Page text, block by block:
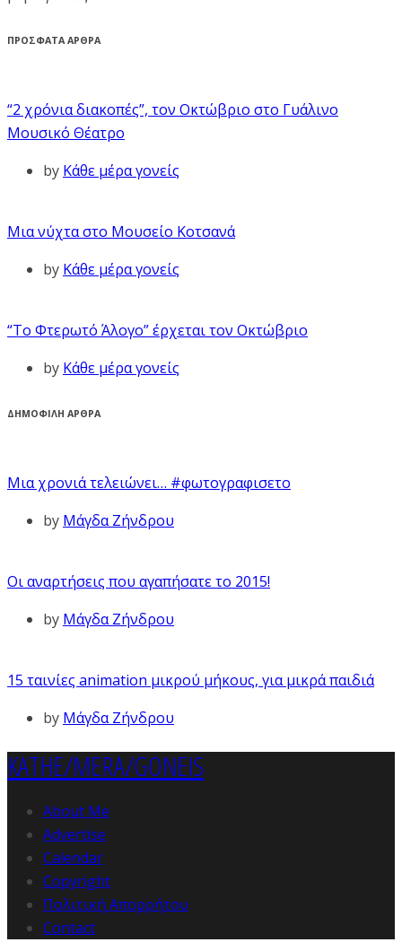
ΠΡΟΣΦΑΤΑ ΑΡΘΡΑ
“2 χρόνια διακοπές”, τον Οκτώβριο στο Γυάλινο
Μουσικό Θέατρο
by Κάθε μέρα γονείς
Μια νύχτα στο Μουσείο Κοτσανά
by Κάθε μέρα γονείς
“Το Φτερωτό Άλογο” έρχεται τον Οκτώβριο
by Κάθε μέρα γονείς
ΔΗΜΟΦΙΛΗ ΑΡΘΡΑ
Μια χρονιά τελειώνει… #φωτογραφισετο
by Μάγδα Ζήνδρου
Οι αναρτήσεις που αγαπήσατε το 2015!
by Μάγδα Ζήνδρου
15 ταινίες animation μικρού μήκους, για μικρά παιδιά
by Μάγδα Ζήνδρου
KATHE/MERA/GONEIS
About Me
Advertise
Calendar
Copyright
Πολιτική Απορρήτου
Contact